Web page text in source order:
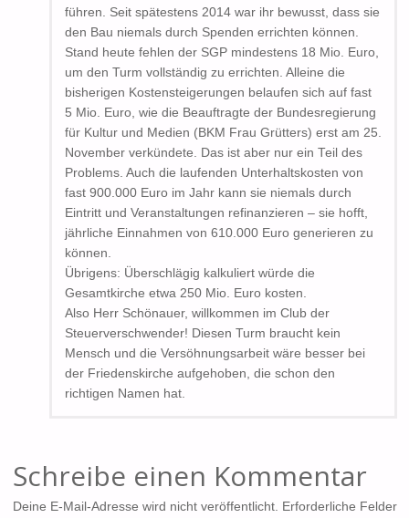
führen. Seit spätestens 2014 war ihr bewusst, dass sie
den Bau niemals durch Spenden errichten können.
Stand heute fehlen der SGP mindestens 18 Mio. Euro,
um den Turm vollständig zu errichten. Alleine die
bisherigen Kostensteigerungen belaufen sich auf fast
5 Mio. Euro, wie die Beauftragte der Bundesregierung
für Kultur und Medien (BKM Frau Grütters) erst am 25.
November verkündete. Das ist aber nur ein Teil des
Problems. Auch die laufenden Unterhaltskosten von
fast 900.000 Euro im Jahr kann sie niemals durch
Eintritt und Veranstaltungen refinanzieren – sie hofft,
jährliche Einnahmen von 610.000 Euro generieren zu
können.
Übrigens: Überschlägig kalkuliert würde die
Gesamtkirche etwa 250 Mio. Euro kosten.
Also Herr Schönauer, willkommen im Club der
Steuerverschwender! Diesen Turm braucht kein
Mensch und die Versöhnungsarbeit wäre besser bei
der Friedenskirche aufgehoben, die schon den
richtigen Namen hat.
Schreibe einen Kommentar
Deine E-Mail-Adresse wird nicht veröffentlicht. Erforderliche Felder